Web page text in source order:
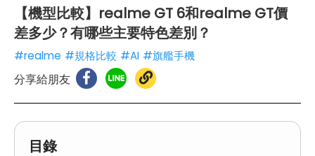
【機型比較】realme GT 6和realme GT價
差多少？有哪些主要特色差別？
#realme #規格比較 #AI #旗艦手機
分享給朋友
目錄